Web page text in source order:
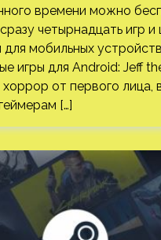
времени можно
четырнадцать игр и
мобильных
игры для Android: Jeff
от первого лица,
[…]